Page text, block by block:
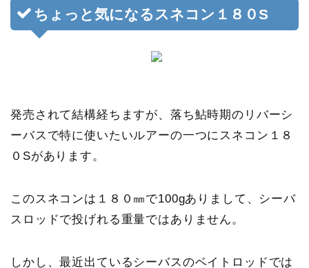
ちょっと気になるスネコン１８０S
発売されて結構経ちますが、落ち鮎時期のリバーシ
ーバスで特に使いたいルアーの一つにスネコン１８
０Sがあります。
このスネコンは１８０㎜で100gありまして、シーバ
スロッドで投げれる重量ではありません。
しかし、最近出ているシーバスのベイトロッドでは